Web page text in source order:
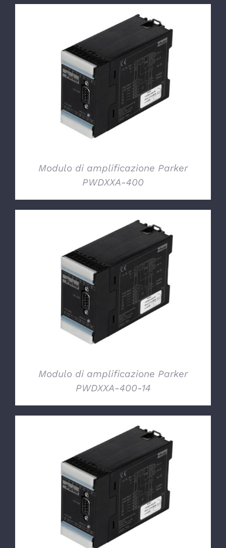
DETTAGLI
Modulo di amplificazione Parker
PWDXXA-400
DETTAGLI
Modulo di amplificazione Parker
PWDXXA-400-14
DETTAGLI